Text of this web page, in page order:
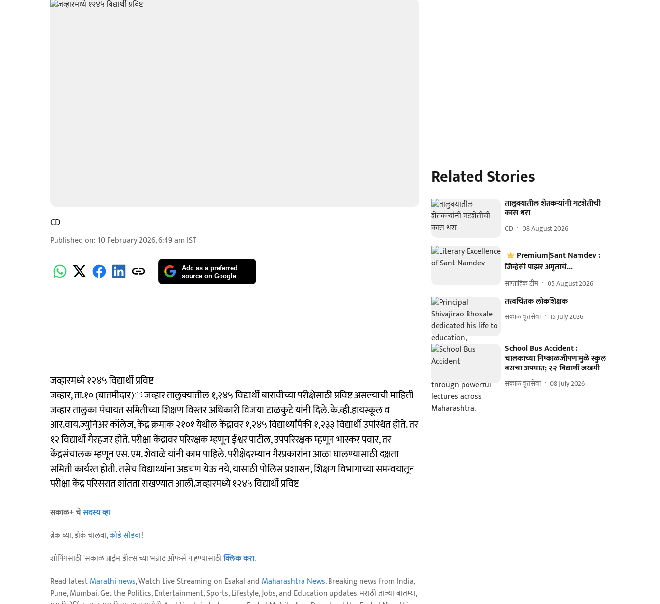
CD
Published on: 10 February 2026, 6:49 am IST
Add as a preferred
source on Google
जव्हारमध्ये १२४५ विद्यार्थी प्रविष्ट
जव्हार, ता.१० (बातमीदार)ः जव्हार तालुक्यातील १,२४५ विद्यार्थी बारावीच्या परीक्षेसाठी प्रविष्ट असल्याची माहिती
जव्हार तालुका पंचायत समितीच्या शिक्षण विस्तर अधिकारी विजया टाळकुटे यांनी दिले. के.व्ही.हायस्कूल व
आर.वाय.ज्युनिअर कॉलेज, केंद्र क्रमांक २१०१ येथील केंद्रावर १,२४५ विद्यार्थ्यांपैकी १,२३३ विद्यार्थी उपस्थित होते. तर
१२ विद्यार्थी गैरहजर होते. परीक्षा केंद्रावर परिरक्षक म्हणून ईश्वर पाटील, उपपरिरक्षक म्हणून भास्कर पवार, तर
केंद्रसंचालक म्हणून एस. एम. शेवाळे यांनी काम पाहिले. परीक्षेदरम्यान गैरप्रकारांना आळा घालण्यासाठी दक्षता
समिती कार्यरत होती. तसेच विद्यार्थ्यांना अडचण येऊ नये, यासाठी पोलिस प्रशासन, शिक्षण विभागाच्या समन्वयातून
परीक्षा केंद्र परिसरात शांतता राखण्यात आली.जव्हारमध्ये १२४५ विद्यार्थी प्रविष्ट
सकाळ+ चेसदस्य व्हा
ब्रेक घ्या, डोकं चालवा,कोडे सोडवा!
शॉपिंगसाठी 'सकाळ प्राईम डील्स'च्या भन्नाट ऑफर्स पाहण्यासाठीक्लिक करा.
Read latestMarathi news, Watch Live Streaming on Esakal and Maharashtra News. Breaking news from India,
Pune, Mumbai. Get the Politics, Entertainment, Sports, Lifestyle, Jobs, and Education updates, मराठी ताज्या बातम्या,
Related Stories
तालुक्यातील शेतकऱ्यांनी गटशेतीची
कास धरा
CD 08 August 2026
Premium|Sant Namdev :
जिव्हेसी पाझर अमृताचे...
साप्ताहिक टीम 05 August 2026
तत्त्वचिंतक लोकशिक्षक
सकाळ वृत्तसेवा 15 July 2026
School Bus Accident :
चालकाच्या निष्काळजीपणामुळे स्कुल
बसचा अपघात; २२ विद्यार्थी जखमी
सकाळ वृत्तसेवा 08 July 2026